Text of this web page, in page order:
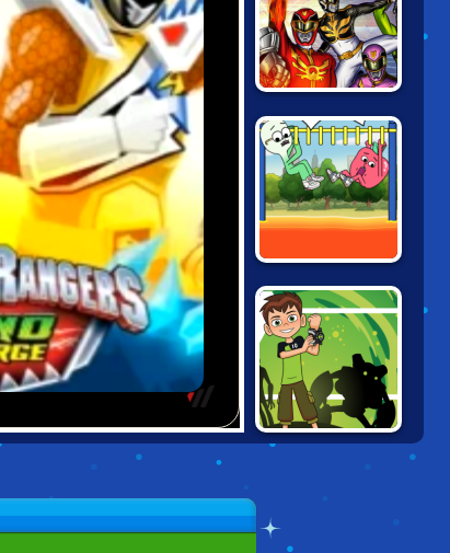
RANGERS
MEGAFORCE:
NEVER
SURRENDER
LAVA
BEN 10: ALIEN